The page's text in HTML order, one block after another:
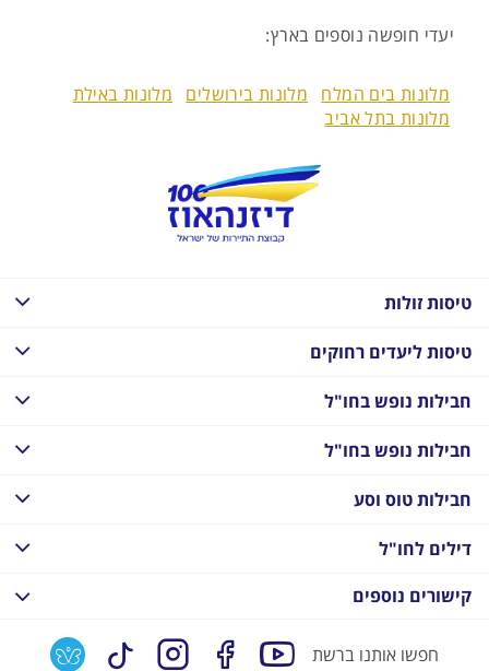
יעדי חופשה נוספים בארץ:
מלונות בים המלח מלונות בירושלים
מלונות באילת
מלונות בתל אביב
טיסות זולות
טיסות ליעדים רחוקים
חבילות נופש בחו"ל
חבילות נופש בחו"ל
חבילות טוס וסע
דילים לחו"ל
קישורים נוספים
חפשו אותנו ברשת